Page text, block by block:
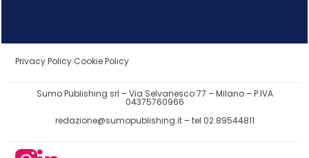
Privacy Policy Cookie Policy
Sumo Publishing srl – Via Selvanesco 77 – Milano – P.IVA
04375760966
redazione@sumopublishing.it– tel 02.89544811